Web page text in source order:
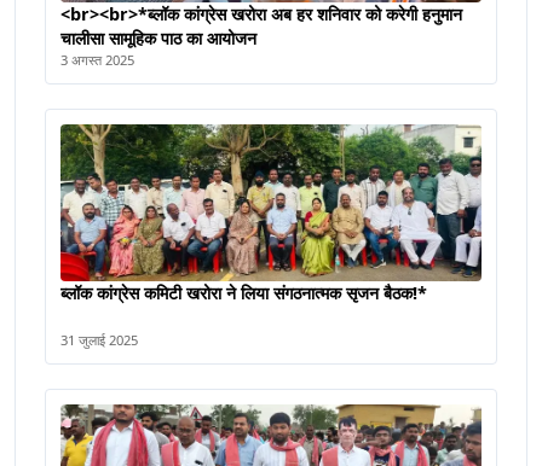
<br><br>*ब्लॉक कांग्रेस खरोरा अब हर शनिवार को करेगी हनुमान
चालीसा सामूहिक पाठ का आयोजन
3 अगस्त 2025
ब्लॉक कांग्रेस कमिटी खरोरा ने लिया संगठनात्मक सृजन बैठक!*
31 जुलाई 2025